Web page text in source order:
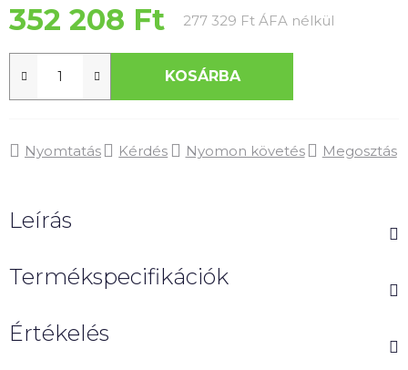
0,0
csillag.
352 208 Ft 277 329 Ft ÁFA nélkül
KOSÁRBA
Nyomtatás Kérdés Nyomon követés Megosztás
Leírás
Termékspecifikációk
Értékelés